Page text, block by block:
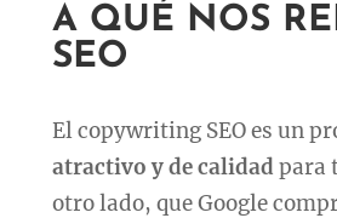
A QUÉ NOS
SEO
El copywriting SEO es un
atractivo y de calidad para
otro lado, que Google